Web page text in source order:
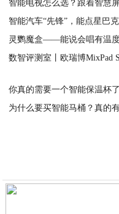
智能电视怎么选？跟着智慧
智能汽车“先锋”，能点星巴
灵鹦魔盒——能说会唱有温
数智评测室丨欧瑞博MixPad
你真的需要一个智能保温杯
为什么要买智能马桶？真的